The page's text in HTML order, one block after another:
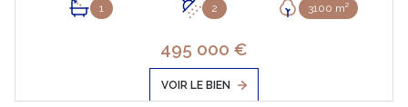
1 2 3100 m²
495 000 €
VOIR LE BIEN